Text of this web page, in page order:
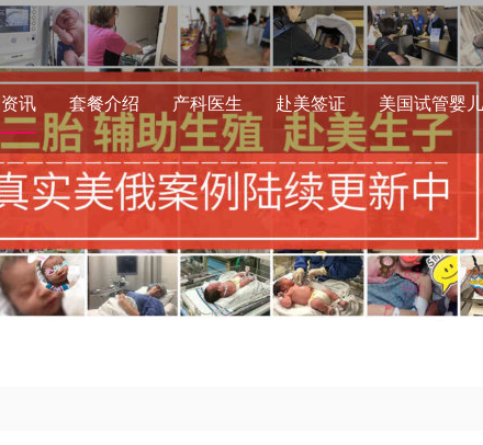
讯 套餐介绍 产科医生 赴美签证 美国试管婴